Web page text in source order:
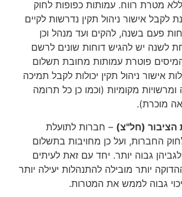
ללא מטרת רווח. עמותות כפופות לחוק
לקבל אישור ניהול תקין נדרשות לקיים
פעם בשנה, להקים ועד מנהל וכן
לשנה יש להגיש דוחות שונים לרשם
פוטרת עמותות מחובת תשלום
אישור ניהול תקין יכולות לקבל תמיכה
מקומיות (וכמו כן כל תרומה
מוכרת).
(חל"צ) – חברות לתועלת
החברות, ועל כן מחויבות בתשלום
גבוה יותר. יחד עם זאת לעיתים
יותר מובילה להתנהלות יעילה יותר
גבוה לממש את המטרות.